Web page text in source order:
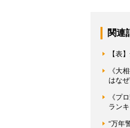
関連
【表
《大
はなぜ
《プ
ラン
“万年